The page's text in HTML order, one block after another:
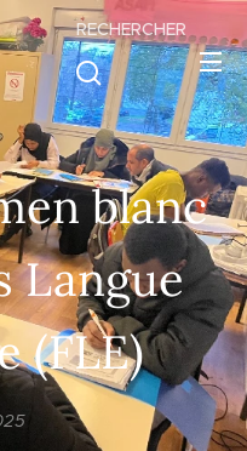
RECHERCHER
blanc
Langue
(FLE)